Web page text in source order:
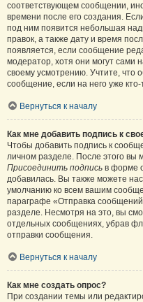
соответствующем сообщении,
времени после его создания.
под ним появится небольшая
правок, а также дату и время
появляется, если сообщение
модератор, хотя они могут сами
своему усмотрению. Учтите, что
сообщение, если на него уже кто-
Вернуться к началу
Как мне добавить подпись к
Чтобы добавить подпись к
личном разделе. После этого вы
Присоединить подпись в форме
добавилась. Вы также можете
умолчанию ко всем вашим
параграфе «Отправка
разделе. Несмотря на это, вы
отдельных сообщениях, убрав
отправки сообщения.
Вернуться к началу
Как мне создать опрос?
При создании темы или